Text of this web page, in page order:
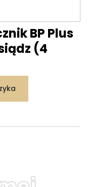
BP Plus
(4